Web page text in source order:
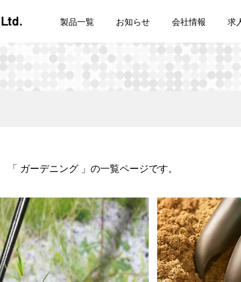
製品一覧 お知らせ 会社情報 求
「 ガーデニング 」の一覧ページです。